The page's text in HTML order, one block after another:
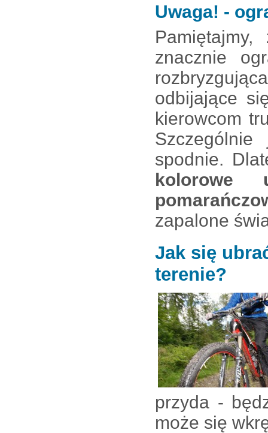
Uwaga! -
znacznie
odbijające
kierowcom
spodnie.
kolorowe
zapalone
Jak się
terenie?
przyda -
może się